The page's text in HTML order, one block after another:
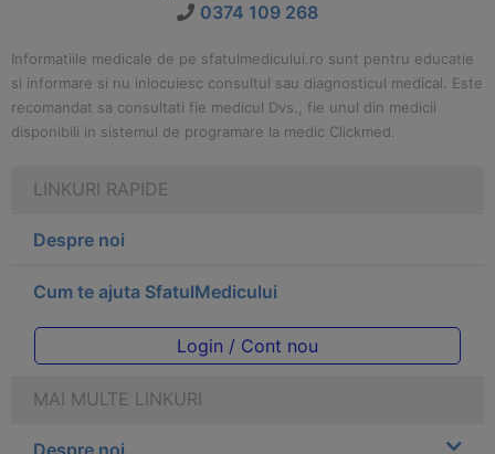
0374 109 268
Informatiile medicale de pe sfatulmedicului.ro sunt pentru educatie
si informare si nu inlocuiesc consultul sau diagnosticul medical. Este
recomandat sa consultati fie medicul Dvs., fie unul din medicii
disponibili in sistemul de programare la medic Clickmed.
LINKURI RAPIDE
Despre noi
Cum te ajuta SfatulMedicului
Login / Cont nou
MAI MULTE LINKURI
Despre noi